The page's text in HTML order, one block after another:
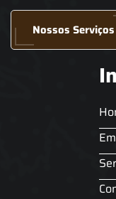
Nossos Serviços